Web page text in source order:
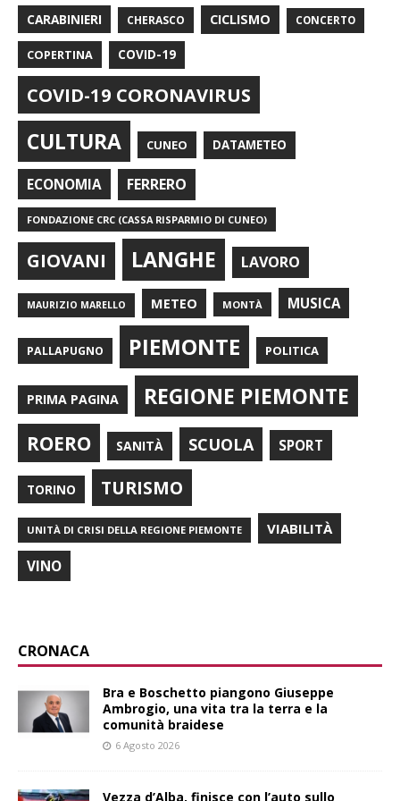
CARABINIERI CHERASCO CICLISMO CONCERTO
COPERTINA COVID-19
COVID-19 CORONAVIRUS
CULTURA CUNEO DATAMETEO
ECONOMIA FERRERO
FONDAZIONE CRC (CASSA RISPARMIO DI CUNEO)
GIOVANI LANGHE LAVORO
MAURIZIO MARELLO METEO MONTÀ MUSICA
PALLAPUGNO PIEMONTE POLITICA
PRIMA PAGINA REGIONE PIEMONTE
ROERO SANITÀ SCUOLA SPORT
TORINO TURISMO
UNITÀ DI CRISI DELLA REGIONE PIEMONTE VIABILITÀ
VINO
CRONACA
Bra e Boschetto piangono Giuseppe
Ambrogio, una vita tra la terra e la
comunità braidese
6 Agosto 2026
Vezza d’Alba, finisce con l’auto sullo